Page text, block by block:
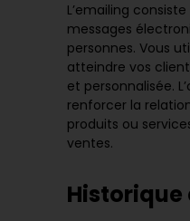
L’emailing
messages
personnes. Vous
atteindre vos
et personnalisée.
renforcer la
produits ou
ventes.